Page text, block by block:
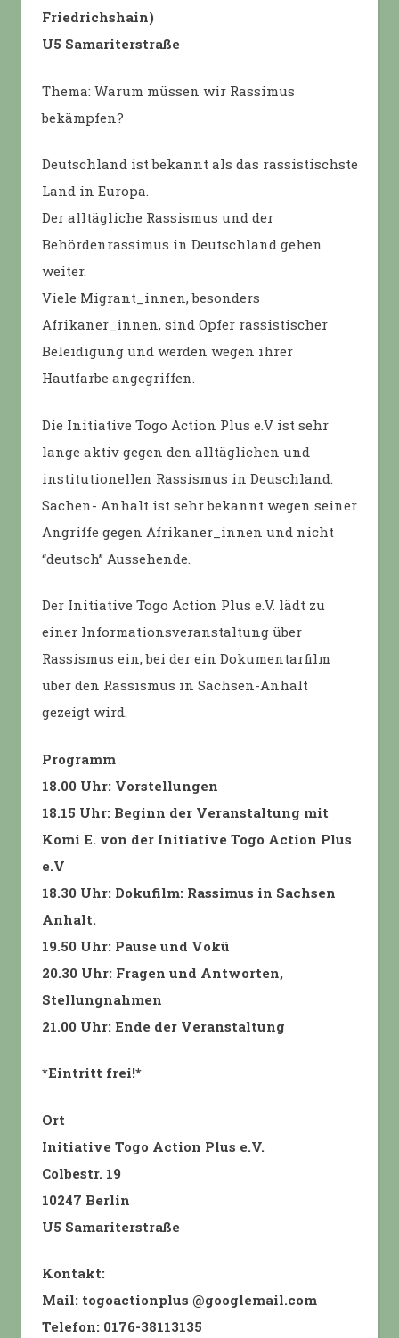
Friedrichshain)
U5 Samariterstraße
Thema: Warum müssen wir Rassimus
bekämpfen?
Deutschland ist bekannt als das rassistischste
Land in Europa.
Der alltägliche Rassismus und der
Behördenrassimus in Deutschland gehen
weiter.
Viele Migrant_innen, besonders
Afrikaner_innen, sind Opfer rassistischer
Beleidigung und werden wegen ihrer
Hautfarbe angegriffen.
Die Initiative Togo Action Plus e.V ist sehr
lange aktiv gegen den alltäglichen und
institutionellen Rassismus in Deuschland.
Sachen- Anhalt ist sehr bekannt wegen seiner
Angriffe gegen Afrikaner_innen und nicht
“deutsch” Aussehende.
Der Initiative Togo Action Plus e.V. lädt zu
einer Informationsveranstaltung über
Rassismus ein, bei der ein Dokumentarfilm
über den Rassismus in Sachsen-Anhalt
gezeigt wird.
Programm
18.00 Uhr: Vorstellungen
18.15 Uhr: Beginn der Veranstaltung mit
Komi E. von der Initiative Togo Action Plus
e.V
18.30 Uhr: Dokufilm: Rassimus in Sachsen
Anhalt.
19.50 Uhr: Pause und Vokü
20.30 Uhr: Fragen und Antworten,
Stellungnahmen
21.00 Uhr: Ende der Veranstaltung
*Eintritt frei!*
Ort
Initiative Togo Action Plus e.V.
Colbestr. 19
10247 Berlin
U5 Samariterstraße
Kontakt:
Mail: togoactionplus @googlemail.com
Telefon: 0176-38113135